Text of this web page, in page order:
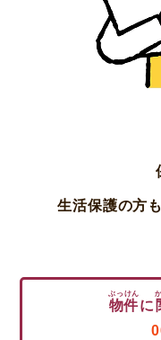
生活保護の方
物件
ぶっけん
に